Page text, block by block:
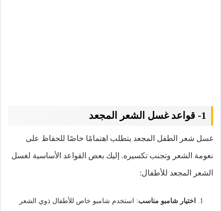
1- قواعد غسل الشعر المجعد
غسل شعر الطفل المجعد يتطلب اهتمامًا خاصًا للحفاظ على
نعومة الشعر وتجنب تكسيره. إليك بعض القواعد الأساسية لغسل
الشعر المجعد للأطفال:
اختيار شامبو مناسب: استخدم شامبو خاص للأطفال ذوي الشعر